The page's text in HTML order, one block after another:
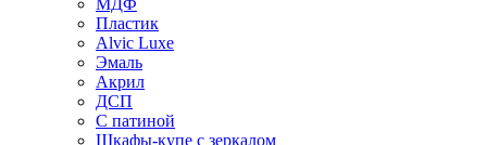
МДФ
Пластик
Alvic Luxe
Эмаль
Акрил
ДСП
С патиной
Шкафы-купе с зеркалом